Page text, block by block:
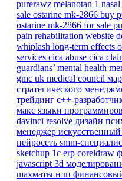
purerawz melanotan 1
sale ostarine mk-2866 buy
ostarine mk-2866 for sale
pain rehabilitation website
whiplash long-term effects
services cica abuse cica
guardians’ mental health
gmc uk medical council
стратегического
трейдинг c++-
макс языки
davinci resolve дизайн
менеджер
нейросеть smm-
sketchup 1с erp coreldraw
javascript 3d
шахматы нлп